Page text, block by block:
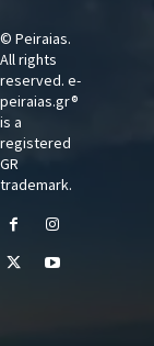
© Peiraias.
All rights
reserved. e-
peiraias.gr®
is a
registered
GR
trademark.